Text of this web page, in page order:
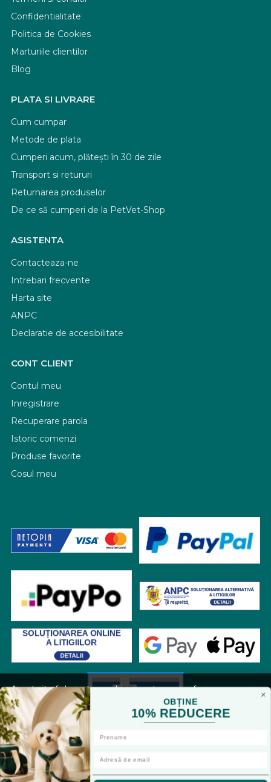
Acest site foloseste cookies pentru a va oferi
functionalitatea dorita. Navigand in continuare, sunteti
de acord cu
Politica de cookiessi cu plasarea de cookies,
cu scopul de a va oferi o experienta imbunatatita.
Accepta toate cookie-urile
Confidentialitate
Politica de Cookies
Marturiile clientilor
Blog
PLATA SI LIVRARE
Cum cumpar
Metode de plata
Cumperi acum, plătești în 30 de zile
Transport si retururi
Returnarea produselor
De ce să cumperi de la PetVet-Shop
ASISTENTA
Contacteaza-ne
Intrebari frecvente
Harta site
ANPC
Declaratie de accesibilitate
CONT CLIENT
Contul meu
Inregistrare
Recuperare parola
Istoric comenzi
Produse favorite
Cosul meu
RON
OBȚINE
10% REDUCERE